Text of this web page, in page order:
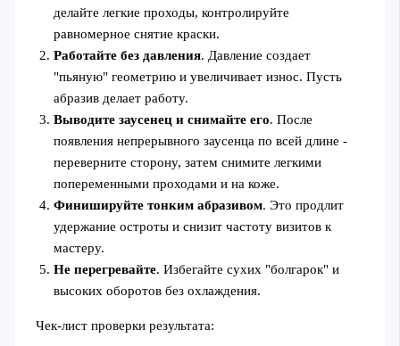
делайте легкие проходы, контролируйте
равномерное снятие краски.
Работайте без давления. Давление создает
"пьяную" геометрию и увеличивает износ. Пусть
абразив делает работу.
Выводите заусенец и снимайте его. После
появления непрерывного заусенца по всей длине -
переверните сторону, затем снимите легкими
попеременными проходами и на коже.
Финишируйте тонким абразивом. Это продлит
удержание остроты и снизит частоту визитов к
мастеру.
Не перегревайте. Избегайте сухих "болгарок" и
высоких оборотов без охлаждения.
Чек‑лист проверки результата: